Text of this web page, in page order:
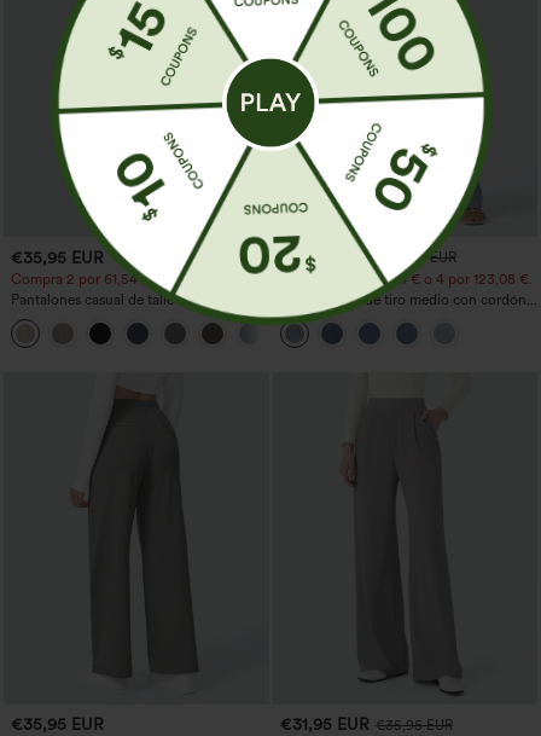
€35,95 EUR
Compra 2 por 61,54 € o 4 por 123,08 €.
Pantalones casual de talle alto y pierna
recta con tacto de lino y bolsillos
+5
€44,95 EUR
€49,95 EUR
Compra 2 por 61,54 € o 4 por 123,08 €.
Jeans casual de tiro medio con cordón y
bolsillos
€35,95 EUR €31,95 EUR €35,95 EUR